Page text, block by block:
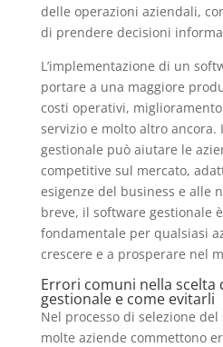
delle operazioni aziendali,
di prendere decisioni
L’implementazione di un
portare a una maggiore
costi operativi,
servizio e molto altro
gestionale può aiutare le
competitive sul mercato,
esigenze del business e alle
breve, il software gestionale
fondamentale per qualsiasi
crescere e a prosperare nel
Errori comuni nella scelta
gestionale e come evitarli
Nel processo di selezione
molte aziende commettono